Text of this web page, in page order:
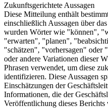
Zukunftsgerichtete Aussagen
Diese Mitteilung enthält
einschließlich Aussagen über
wurden Wörter wie "können",
"erwarten", "planen",
"schätzen", "vorhersagen" oder
oder andere Variationen dieser
Phrasen verwendet, um diese
identifizieren. Diese Aussagen
Einschätzungen der
Informationen, die der
Veröffentlichung dieses Berichts